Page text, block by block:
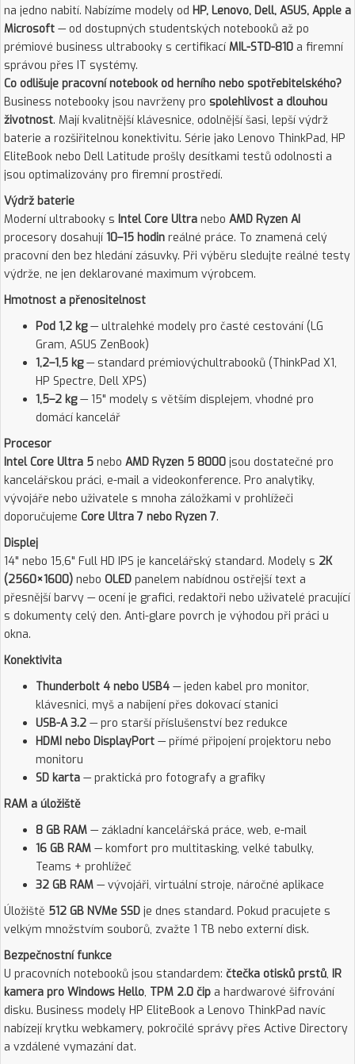
na jedno nabití. Nabízíme modely od HP, Lenovo, Dell, ASUS, Apple a
Microsoft — od dostupných studentských notebooků až po
prémiové business ultrabooky s certifikací MIL-STD-810 a firemní
správou přes IT systémy.
Co odlišuje pracovní notebook od herního nebo spotřebitelského?
Business notebooky jsou navrženy pro spolehlivost a dlouhou
životnost. Mají kvalitnější klávesnice, odolnější šasi, lepší výdrž
baterie a rozšiřitelnou konektivitu. Série jako Lenovo ThinkPad, HP
EliteBook nebo Dell Latitude prošly desítkami testů odolnosti a
jsou optimalizovány pro firemní prostředí.
Výdrž baterie
Moderní ultrabooky s Intel Core Ultra nebo AMD Ryzen AI
procesory dosahují 10–15 hodin reálné práce. To znamená celý
pracovní den bez hledání zásuvky. Při výběru sledujte reálné testy
výdrže, ne jen deklarované maximum výrobcem.
Hmotnost a přenositelnost
Pod 1,2 kg— ultralehké modely pro časté cestování (LG
Gram, ASUS ZenBook)
1,2–1,5 kg— standard prémiovýchultrabooků (ThinkPad X1,
HP Spectre, Dell XPS)
1,5–2 kg— 15" modely s větším displejem, vhodné pro
domácí kancelář
Procesor
Intel Core Ultra 5 nebo AMD Ryzen 5 8000 jsou dostatečné pro
kancelářskou práci, e-mail a videokonference. Pro analytiky,
vývojáře nebo uživatele s mnoha záložkami v prohlížeči
doporučujeme Core Ultra 7 nebo Ryzen 7.
Displej
14" nebo 15,6" Full HD IPS je kancelářský standard. Modely s 2K
(2560×1600) nebo OLED panelem nabídnou ostřejší text a
přesnější barvy — ocení je grafici, redaktoři nebo uživatelé pracující
s dokumenty celý den. Anti-glare povrch je výhodou při práci u
okna.
Konektivita
Thunderbolt 4 nebo USB4 — jeden kabel pro monitor,
klávesnici, myš a nabíjení přes dokovací stanici
USB-A 3.2 — pro starší příslušenství bez redukce
HDMI nebo DisplayPort — přímé připojení projektoru nebo
monitoru
SD karta — praktická pro fotografy a grafiky
RAM a úložiště
8 GB RAM — základní kancelářská práce, web, e-mail
16 GB RAM — komfort pro multitasking, velké tabulky,
Teams + prohlížeč
32 GB RAM — vývojáři, virtuální stroje, náročné aplikace
Úložiště 512 GB NVMe SSD je dnes standard. Pokud pracujete s
velkým množstvím souborů, zvažte 1 TB nebo externí disk.
Bezpečnostní funkce
U pracovních notebooků jsou standardem: čtečka otisků prstů, IR
kamera pro Windows Hello, TPM 2.0 čip a hardwarové šifrování
disku. Business modely HP EliteBook a Lenovo ThinkPad navíc
nabízejí krytku webkamery, pokročilé správy přes Active Directory
a vzdálené vymazání dat.